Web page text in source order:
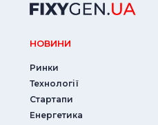
НОВИНИ
Ринки
Технології
Стартапи
Енергетика